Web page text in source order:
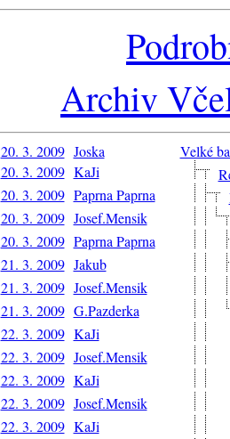
Archiv
20. 3. 2009 Joska
Velké
20. 3. 2009 KaJi
20. 3. 2009 Paprna Paprna
20. 3. 2009 Josef.Mensik
20. 3. 2009 Paprna Paprna
21. 3. 2009 Jakub
21. 3. 2009 Josef.Mensik
21. 3. 2009 G.Pazderka
22. 3. 2009 KaJi
22. 3. 2009 Josef.Mensik
22. 3. 2009 KaJi
22. 3. 2009 Josef.Mensik
22. 3. 2009 KaJi